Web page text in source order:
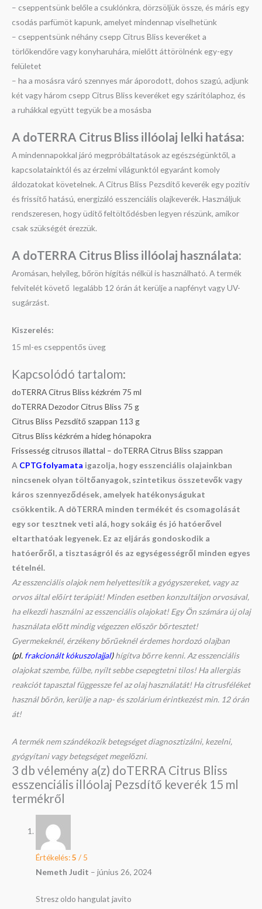
– cseppentsünk belőle a csuklónkra, dörzsöljük össze, és máris egy
csodás parfümöt kapunk, amelyet mindennap viselhetünk
– cseppentsünk néhány csepp Citrus Bliss keveréket a
törlőkendőre vagy konyharuhára, mielőtt áttörölnénk egy-egy
felületet
– ha a mosásra váró szennyes már áporodott, dohos szagú, adjunk
két vagy három csepp Citrus Bliss keveréket egy szárítólaphoz, és
a ruhákkal együtt tegyük be a mosásba
A doTERRA Citrus Bliss illóolaj lelki hatása:
A mindennapokkal járó megpróbáltatások az egészségünktől, a
kapcsolatainktól és az érzelmi világunktól egyaránt komoly
áldozatokat követelnek. A Citrus Bliss Pezsdítő keverék egy pozitív
és frissítő hatású, energizáló esszenciális olajkeverék. Használjuk
rendszeresen, hogy üdítő feltöltődésben legyen részünk, amikor
csak szükségét érezzük.
A doTERRA Citrus Bliss illóolaj használata:
Aromásan, helyileg, bőrön hígítás nélkül is használható. A termék
felvitelét követő legalább 12 órán át kerülje a napfényt vagy UV-
sugárzást.
Kiszerelés:
15 ml-es cseppentős üveg
Kapcsolódó tartalom:
doTERRA Citrus Bliss kézkrém 75 ml
doTERRA Dezodor Citrus Bliss 75 g
Citrus Bliss Pezsdítő szappan 113 g
Citrus Bliss kézkrém a hideg hónapokra
Frissesség citrusos illattal – doTERRA Citrus Bliss szappan
A CPTG folyamata igazolja, hogy esszenciális olajainkban
nincsenek olyan töltőanyagok, szintetikus összetevők vagy
káros szennyeződések, amelyek hatékonyságukat
csökkentik. A dōTERRA minden termékét és csomagolását
egy sor tesztnek veti alá, hogy sokáig és jó hatóerővel
eltarthatóak legyenek. Ez az eljárás gondoskodik a
hatóerőről, a tisztaságról és az egységességről minden egyes
tételnél.
Az esszenciális olajok nem helyettesítik a gyógyszereket, vagy az
orvos által előírt terápiát! Minden esetben konzultáljon orvosával,
ha elkezdi használni az esszenciális olajokat! Egy Ön számára új olaj
használata előtt mindig végezzen először bőrtesztet!
Gyermekeknél, érzékeny bőrűeknél érdemes hordozó olajban
(pl. frakcionált kókuszolajjal)hígítva bőrre kenni. Az esszenciális
olajokat szembe, fülbe, nyílt sebbe csepegtetni tilos! Ha allergiás
reakciót tapasztal függessze fel az olaj használatát! Ha citrusféléket
használ bőrön, kerülje a nap- és szolárium érintkezést min. 12 órán
át!
A termék nem szándékozik betegséget diagnosztizálni, kezelni,
gyógyítani vagy betegséget megelőzni.
3 db vélemény a(z) doTERRA Citrus Bliss
esszenciális illóolaj Pezsdítő keverék 15 ml
termékről
Értékelés:5 / 5
Nemeth Judit – június 26, 2024
Stresz oldo hangulat javito